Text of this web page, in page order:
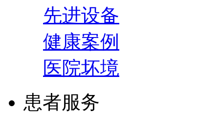
先进设备
健康案例
医院坏境
患者服务